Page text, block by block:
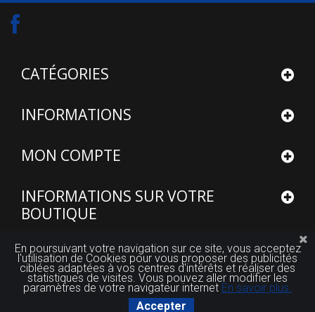
CATÉGORIES
INFORMATIONS
© 2015 - 2026Site réalisé par FUTUROSOFT™
MON COMPTE
INFORMATIONS SUR VOTRE
BOUTIQUE
En poursuivant votre navigation sur ce site, vous acceptez
l'utilisation de Cookies pour vous proposer des publicités
ciblées adaptées à vos centres d'intérêts et réaliser des
statistiques de visites. Vous pouvez aller modifier les
paramètres de votre navigateur internet En savoir plus.
Accepter